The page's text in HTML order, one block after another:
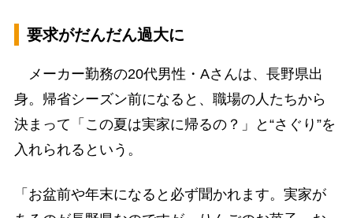
要求がだんだん過大に
メーカー勤務の20代男性・Aさんは、長野県出
身。帰省シーズン前になると、職場の人たちから
決まって「この夏は実家に帰るの？」と“さぐり”を
入れられるという。
「お盆前や年末になると必ず聞かれます。実家が